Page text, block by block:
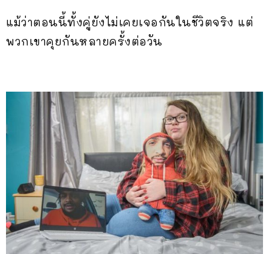
แม้ว่าตอนนี้ทั้งคู่ยังไม่เคยเจอกันในชีวิตจริง แต่
พวกเขาคุยกันหลายครั้งต่อวัน